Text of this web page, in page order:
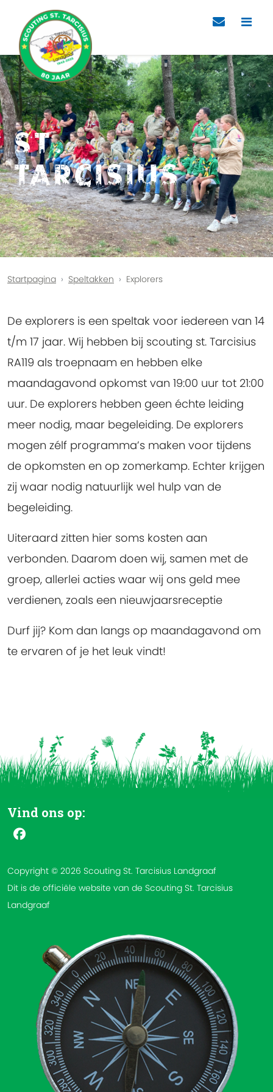
St.
Tarcisius
Startpagina Speltakken Explorers
De explorers is een speltak voor iedereen van 14
t/m 17 jaar. Wij hebben bij scouting st. Tarcisius
RA119 als troepnaam en hebben elke
maandagavond opkomst van 19:00 uur tot 21:00
uur. De explorers hebben geen échte leiding
meer nodig, maar begeleiding. De explorers
mogen zélf programma’s maken voor tijdens
de opkomsten en op zomerkamp. Echter krijgen
zij waar nodig natuurlijk wel hulp van de
begeleiding.
Uiteraard zitten hier soms kosten aan
verbonden. Daarom doen wij, samen met de
groep, allerlei acties waar wij ons geld mee
verdienen, zoals een nieuwjaarsreceptie
Durf jij? Kom dan langs op maandagavond om
te ervaren of je het leuk vindt!
Vind ons op:
Copyright © 2026 Scouting St. Tarcisius Landgraaf
Dit is de officiële website van de Scouting St. Tarcisius
Landgraaf